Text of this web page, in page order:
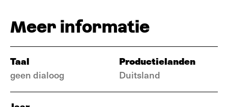
Meer informatie
Taal
geen dialoog
Productielanden
Duitsland